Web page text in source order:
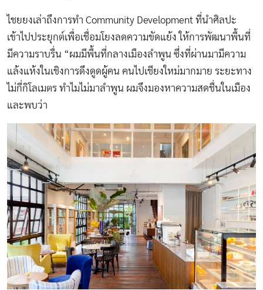
ไชยยงเล่าถึงการทำ Community Development ที่นำศิลปะ
เข้าไปประยุกต์เพื่อเชื่อมโยงลดความขัดแย้ง ให้การพัฒนาพื้นที่
มีความราบรื่น “ผมมีพื้นที่กลางเมืองลำพูน ซึ่งที่ผ่านมามีความ
แล้งแห้งในเชิงการดึงดูดผู้คน คนไปเชียงใหม่มากมาย ระยะทาง
ไม่กี่กิโลเมตร ทำไมไม่มาลำพูน ผมจึงมองหาความสดชื่นในเมือง
และพบว่า